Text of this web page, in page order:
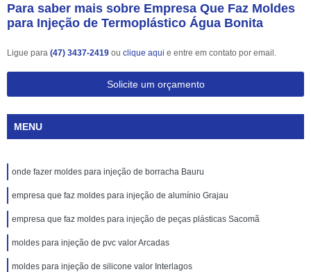
Para saber mais sobre Empresa Que Faz Moldes
para Injeção de Termoplástico Água Bonita
Ligue para (47) 3437-2419 ou clique aqui e entre em contato por email.
Solicite um orçamento
MENU
onde fazer moldes para injeção de borracha Bauru
empresa que faz moldes para injeção de alumínio Grajau
empresa que faz moldes para injeção de peças plásticas Sacomã
moldes para injeção de pvc valor Arcadas
moldes para injeção de silicone valor Interlagos